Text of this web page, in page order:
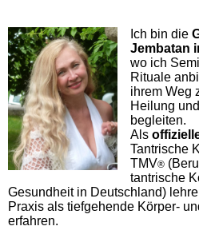
Ich bin die
Jembatan
wo ich
Rituale
ihrem Weg
Heilung
begleiten.
Als
Tantrische
TMV®
tantrische
Gesundheit in Deutschland)
Praxis als tiefgehende Körper-
erfahren.